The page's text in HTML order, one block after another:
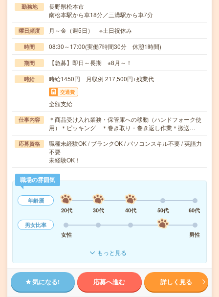
勤務地
長野県松本市
南松本駅から車18分／三溝駅から車7分
曜日頻度 月～金（週5日） ※土日祝休み
時間 08:30～17:00(実働7時間30分 休憩1時間)
期間 【急募】即日～長期 ※8月～！
時給 時給1450円 月収例 217,500円+残業代
交通費
全額支給
仕事内容
＊商品受け入れ業務・保管庫への移動（ハンドフォーク使
用）＊ピッキング ＊巻き取り・巻き返し作業＊搬送…
応募資格
職種未経験OK / ブランクOK / パソコンスキル不要 / 英語力
不要
未経験OK！
職場の雰囲気
年齢層
20代
30代 40代 50代
60代
男女比率
女性
男性
もっと見る
気になる! 応募へ進む 詳しく見る